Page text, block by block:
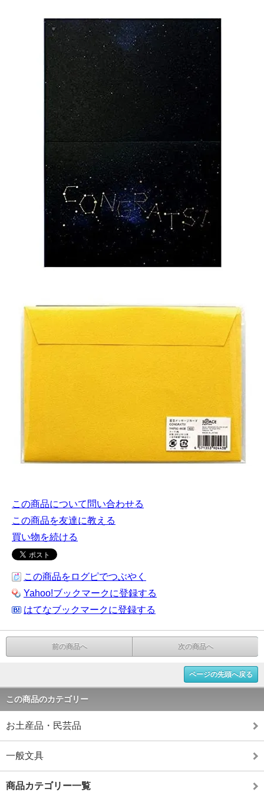
この商品について問い合わせる
この商品を友達に教える
買い物を続ける
この商品をログピでつぶやく
Yahoo!ブックマークに登録する
はてなブックマークに登録する
前の商品へ 次の商品へ
ページの先頭へ戻る
この商品のカテゴリー
お土産品・民芸品
一般文具
商品カテゴリー一覧